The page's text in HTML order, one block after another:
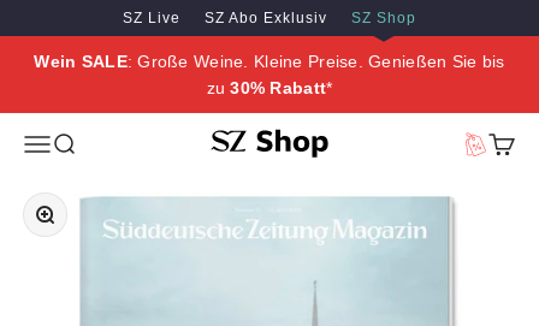
Zum Inhalt springen
Zum Hauptinhalt springen
SZ Live SZ Abo Exklusiv SZ Shop
Wein SALE: Große Weine. Kleine Preise. Genießen Sie bis
zu30% Rabatt*
MenüSuche SZ Erleben
Bild vergrößern